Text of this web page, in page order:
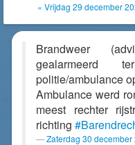
« Vrijdag 29 december
Brandweer
gealarmeerd
politie/ambulance
Ambulance werd
meest rechter
richting
Zaterdag 30